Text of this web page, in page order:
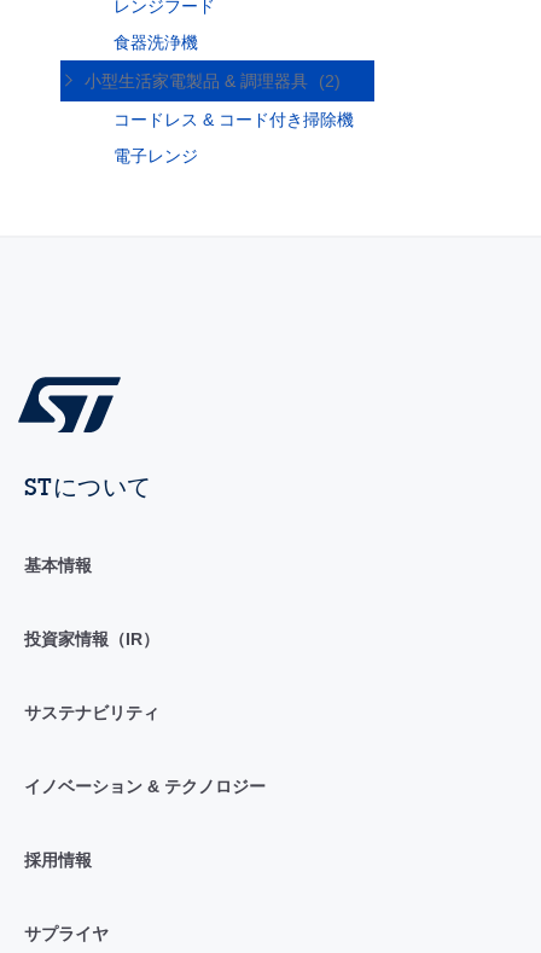
レンジフード
食器洗浄機
小型生活家電製品 & 調理器具
(2)
コードレス & コード付き掃除機
電子レンジ
STについて
基本情報
投資家情報（IR）
サステナビリティ
イノベーション & テクノロジー
採用情報
サプライヤ